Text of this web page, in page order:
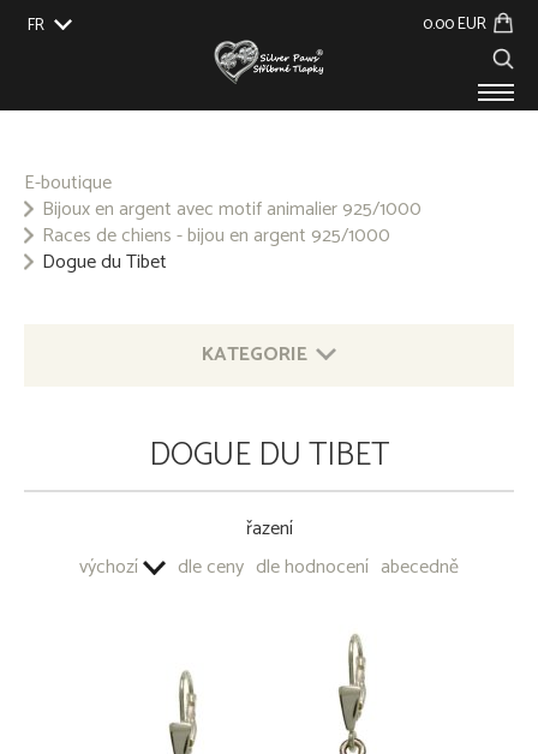
FR
0.00 EUR
ÉVÉNEMENTS
E-boutique
Bijoux en argent avec motif animalier 925/1000
Races de chiens - bijou en argent 925/1000
Dogue du Tibet
KATEGORIE
PENDENTIFS POUR CLÉS - MÉTAL COMMUN
DOGUE DU TIBET
řazení
výchozí
dle ceny dle hodnocení abecedně